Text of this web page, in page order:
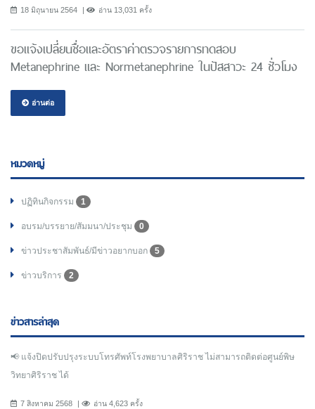
18 มิถุนายน 2564 อ่าน 13,031 ครั้ง
ขอแจ้งเปลี่ยนชื่อและอัตราค่าตรวจรายการทดสอบ
Metanephrine และ Normetanephrine ในปัสสาวะ 24 ชั่วโมง
อ่านต่อ
หมวดหมู่
ปฏิทินกิจกรรม 1
อบรม/บรรยาย/สัมมนา/ประชุม 0
ข่าวประชาสัมพันธ์/มีข่าวอยากบอก 5
ข่าวบริการ 2
ข่าวสารล่าสุด
📢 แจ้งปิดปรับปรุงระบบโทรศัพท์โรงพยาบาลศิริราช ไม่สามารถติดต่อศูนย์พิษ
วิทยาศิริราช ได้
7 สิงหาคม 2568 อ่าน 4,623 ครั้ง